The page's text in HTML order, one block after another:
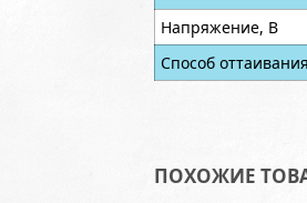
Напряжение, В
Способ
ПОХОЖИЕ